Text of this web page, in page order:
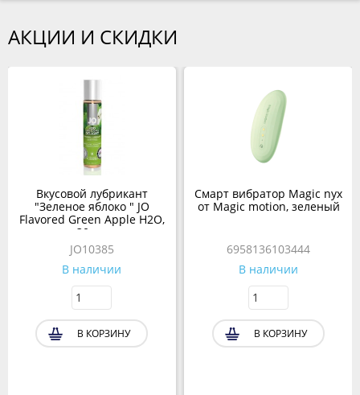
АКЦИИ И СКИДКИ
Вкусовой лубрикант
"Зеленое яблоко " JO
Flavored Green Apple H2O,
30 мл
JO10385
В наличии
В КОРЗИНУ
Смарт вибратор Magic nyx
от Magic motion, зеленый
6958136103444
В наличии
В КОРЗИНУ